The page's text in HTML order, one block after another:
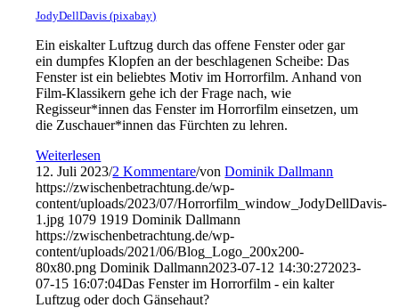
JodyDellDavis (pixabay)
Ein eiskalter Luftzug durch das offene Fenster oder gar
ein dumpfes Klopfen an der beschlagenen Scheibe: Das
Fenster ist ein beliebtes Motiv im Horrorfilm. Anhand von
Film-Klassikern gehe ich der Frage nach, wie
Regisseur*innen das Fenster im Horrorfilm einsetzen, um
die Zuschauer*innen das Fürchten zu lehren.
Weiterlesen
12. Juli 2023/2 Kommentare/vonDominik Dallmann
https://zwischenbetrachtung.de/wp-
content/uploads/2023/07/Horrorfilm_window_JodyDellDavis-
1.jpg 1079 1919 Dominik Dallmann
https://zwischenbetrachtung.de/wp-
content/uploads/2021/06/Blog_Logo_200x200-
80x80.png Dominik Dallmann2023-07-12 14:30:272023-
07-15 16:07:04Das Fenster im Horrorfilm - ein kalter
Luftzug oder doch Gänsehaut?